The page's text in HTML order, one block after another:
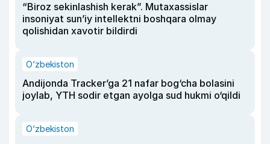
“Biroz sekinlashish kerak”. Mutaxassislar
insoniyat sun’iy intellektni boshqara olmay
qolishidan xavotir bildirdi
O‘zbekiston
Andijonda Tracker’ga 21 nafar bog‘cha bolasini
joylab, YTH sodir etgan ayolga sud hukmi o‘qildi
O‘zbekiston